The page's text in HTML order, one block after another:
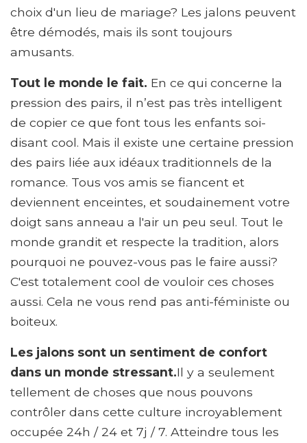
choix d'un lieu de mariage? Les jalons peuvent
être démodés, mais ils sont toujours
amusants.
Tout le monde le fait. En ce qui concerne la
pression des pairs, il n’est pas très intelligent
de copier ce que font tous les enfants soi-
disant cool. Mais il existe une certaine pression
des pairs liée aux idéaux traditionnels de la
romance. Tous vos amis se fiancent et
deviennent enceintes, et soudainement votre
doigt sans anneau a l'air un peu seul. Tout le
monde grandit et respecte la tradition, alors
pourquoi ne pouvez-vous pas le faire aussi?
C'est totalement cool de vouloir ces choses
aussi. Cela ne vous rend pas anti-féministe ou
boiteux.
Les jalons sont un sentiment de confort
dans un monde stressant.Il y a seulement
tellement de choses que nous pouvons
contrôler dans cette culture incroyablement
occupée 24h / 24 et 7j / 7. Atteindre tous les